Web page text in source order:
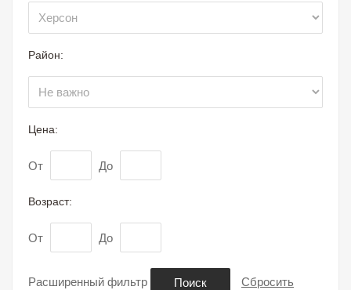
Район:
Цена:
От До
Возраст:
От До
Расширенный фильтр Поиск Сбросить